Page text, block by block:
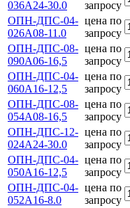
036А24-30.0
запросу
ОПН-ДПС-04-
026А08-11.0
цена по
запросу
ОПН-ДПС-08-
090А06-16,5
цена по
запросу
ОПН-ДПС-04-
060А16-12,5
цена по
запросу
ОПН-ДПС-08-
054А08-16,5
цена по
запросу
ОПН-ДПС-12-
024А24-30.0
цена по
запросу
ОПН-ДПС-04-
050А16-12,5
цена по
запросу
ОПН-ДПС-04-
052А16-8.0
цена по
запросу